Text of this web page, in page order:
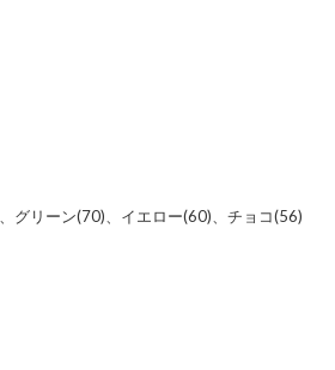
グリーン(70)、イエロー(60)、チョコ(56)